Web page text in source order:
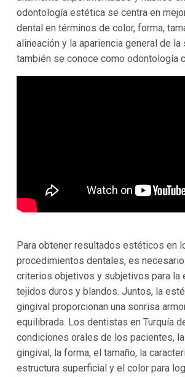
odontología estética se centra en
dental en términos de color, forma,
alineación y la apariencia general de la
también se conoce como odontología
Para obtener resultados estéticos en
procedimientos dentales, es
criterios objetivos y subjetivos para la
tejidos duros y blandos. Juntos, la
gingival proporcionan una sonrisa
equilibrada. Los dentistas en Turquía
condiciones orales de los pacientes,
gingival, la forma, el tamaño, la
estructura superficial y el color para